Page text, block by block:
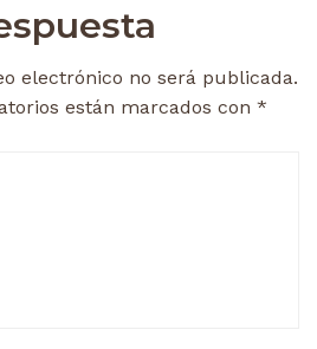
electrónico no será publicada.
están marcados con *